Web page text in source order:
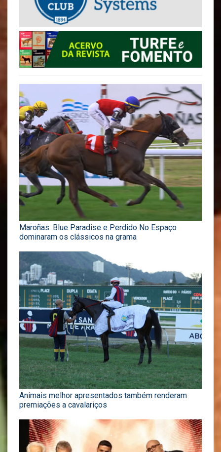
Maroñas: Blue Paradise e Perdido No Espaço
dominaram os clássicos na grama
Animais melhor apresentados também renderam
premiações a cavalariços